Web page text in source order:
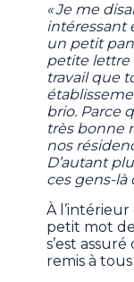
« Je me
intéressant
un petit
petite lettre
travail que
brio. Parce
très bonne
nos
D’autant
ces gens-là
À
petit mot
s’est
remis à